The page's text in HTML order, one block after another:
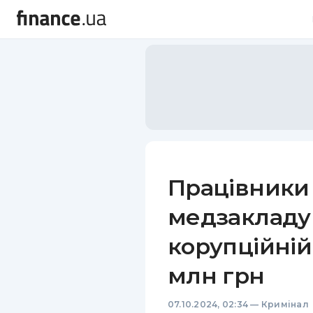
млн грн
07.10.2024, 02:34 — Кримінал